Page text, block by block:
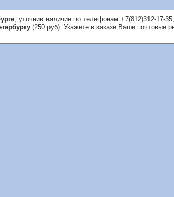
, уточнив наличие по телефонам +7(812)312-17-
(250 руб). Укажите в заказе Ваши почтовые